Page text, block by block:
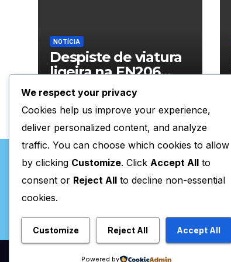
NOTÍCIA
Despiste de viatura
ligeira na EN206
junto ao
cruzamento Fornos
do Pinhal
07.08.2026
Valpaços Online
We respect your privacy
Cookies help us improve your experience,
deliver personalized content, and analyze
traffic. You can choose which cookies to allow
by clicking Customize. Click Accept All to
consent or Reject All to decline non-essential
cookies.
Customize Reject All Accept All
Powered by